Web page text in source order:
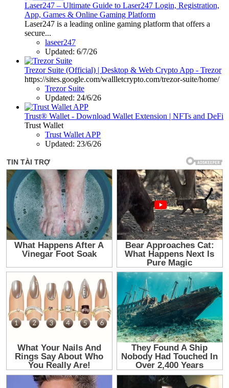
Laser247 – Ultimate Guide to Laser247 Login, Registration,
App, Games & Online Gaming Platform
Laser247 is a leading online gaming platform that offers a
secure...
laseer247
Updated: 6/7/26
Trezor Suite (Official) | Desktop & Web Crypto App - Trezor
https://sites.google.com/wallletcrypto.com/trezor-suite/home/
Trezor Suite
Updated: 24/6/26
Trust® Wallet - Download Wallet Extension | NFTs and DeFi
Trust Wallet
Trust Wallet APP
Updated: 23/6/26